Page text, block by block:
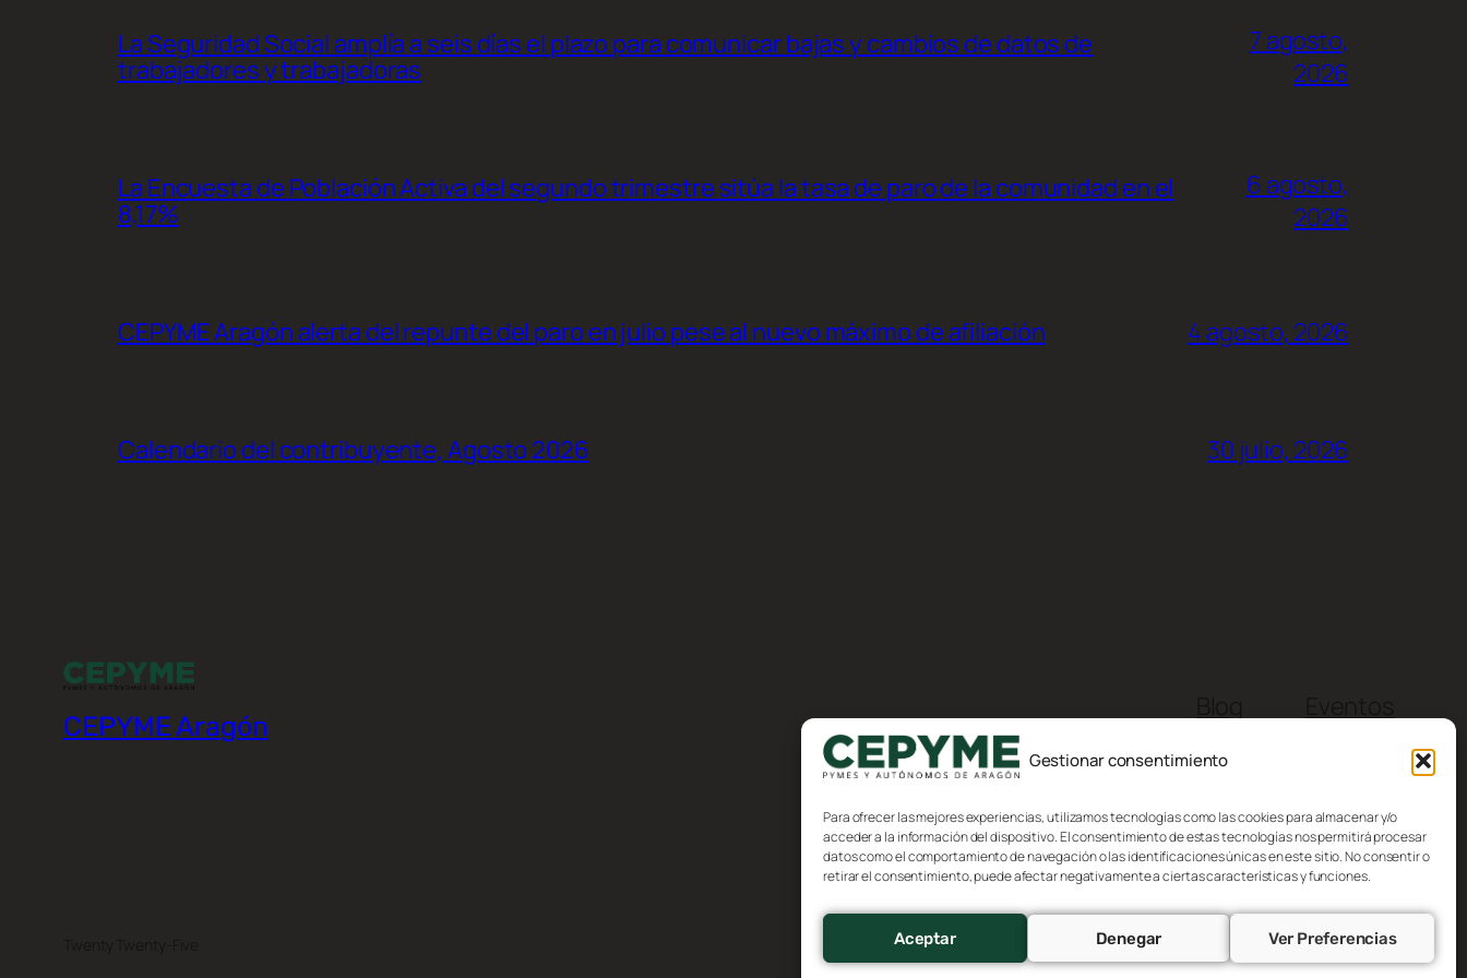
Gestionar consentimiento
Para ofrecer las mejores experiencias, utilizamos tecnologías como las cookies para almacenar y/o
acceder a la información del dispositivo. El consentimiento de estas tecnologías nos permitirá procesar
datos como el comportamiento de navegación o las identificaciones únicas en este sitio. No consentir o
retirar el consentimiento, puede afectar negativamente a ciertas características y funciones.
Aceptar Denegar Ver Preferencias
La Seguridad Social amplía a seis días el plazo para comunicar bajas y cambios de datos de
trabajadores y trabajadoras
7 agosto,
2026
La Encuesta de Población Activa del segundo trimestre sitúa la tasa de paro de la comunidad en el
8,17%
6 agosto,
2026
CEPYME Aragón alerta del repunte del paro en julio pese al nuevo máximo de afiliación 4 agosto, 2026
Calendario del contribuyente, Agosto 2026 30 julio, 2026
CEPYME Aragón
FAQs
Autores
Temas
Diseñado conWordPress